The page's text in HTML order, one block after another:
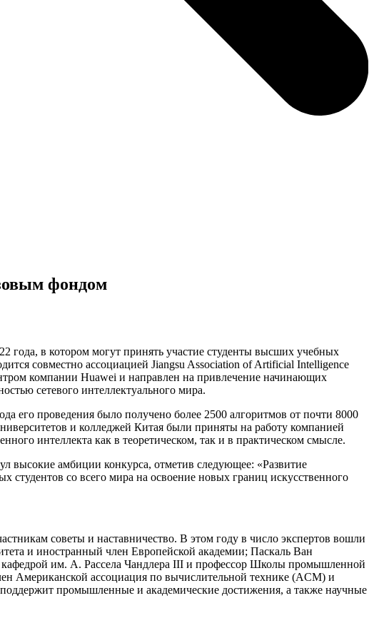
фондом
в котором могут принять участие студенты высших учебных
совместно ассоциацией Jiangsu Association of Artificial Intelligence
компании Huawei и направлен на привлечение начинающих
сетевого интеллектуального мира.
его проведения было получено более 2500 алгоритмов от почти 8000
и колледжей Китая были приняты на работу компанией
интеллекта как в теоретическом, так и в практическом смысле.
высокие амбиции конкурса, отметив следующее: «Развитие
студентов со всего мира на освоение новых границ искусственного
советы и наставничество. В этом году в число экспертов вошли
и иностранный член Европейской академии; Паскаль Ван
им. А. Рассела Чандлера III и профессор Школы промышленной
ассоциация по вычислительной технике (ACM) и
промышленные и академические достижения, а также научные